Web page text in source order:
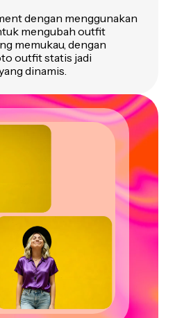
dengan menggunakan
mengubah outfit
memukau, dengan
outfit statis jadi
dinamis.